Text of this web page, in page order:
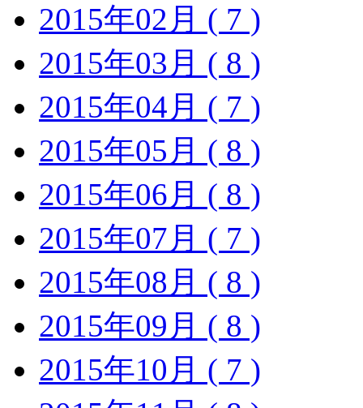
2015年02月 ( 7 )
2015年03月 ( 8 )
2015年04月 ( 7 )
2015年05月 ( 8 )
2015年06月 ( 8 )
2015年07月 ( 7 )
2015年08月 ( 8 )
2015年09月 ( 8 )
2015年10月 ( 7 )